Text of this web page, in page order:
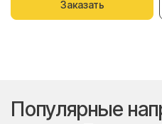
Заказать
Популярные